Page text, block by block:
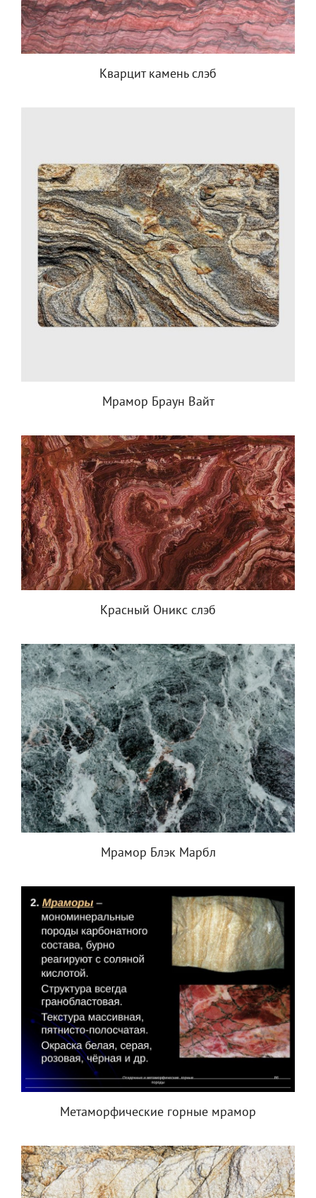
Кварцит камень слэб
Мрамор Браун Вайт
Красный Оникс слэб
Мрамор Блэк Марбл
Метаморфические горные мрамор